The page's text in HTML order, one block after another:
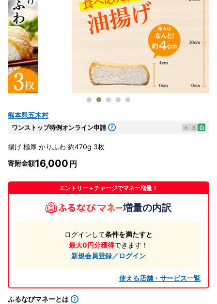
熊本県五木村
ワンストップ特例オンライン申請 e ま 自
揚げ 極厚 かりふわ 約470g 3枚
寄附金額16,000
エントリー＋チャージでマネー増量！
増量の内訳
ログインして条件を満たすと
最大0円分獲得できます！
新規会員登録／ログイン
使える店舗・サービス一覧
ふるなびマネーとは